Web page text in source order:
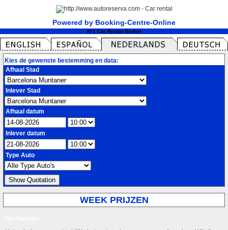
Powered by Booking-Centre-Online
N°1 Car Rental Broker
Kies de gewenste bestemming en data:
Afhaal Stad
Inlever Stad
Afhaal datum
Inlever datum
Type Auto
WEEK PRIJZEN